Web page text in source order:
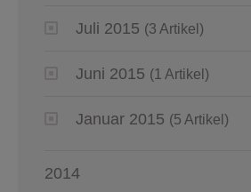
Juli 2015 (3 Artikel)
Juni 2015 (1 Artikel)
Januar 2015 (5 Artikel)
2014